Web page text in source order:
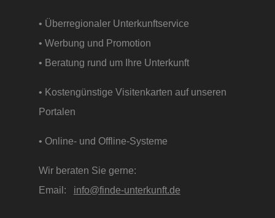
• Überregionaler Unterkunftservice
• Werbung und Promotion
• Beratung rund um Ihre Unterkunft
• Kostengünstige Visitenkarten auf unseren
Portalen
• Online- und Offline-Systeme
Wir beraten Sie gerne:
Email: info@finde-unterkunft.de